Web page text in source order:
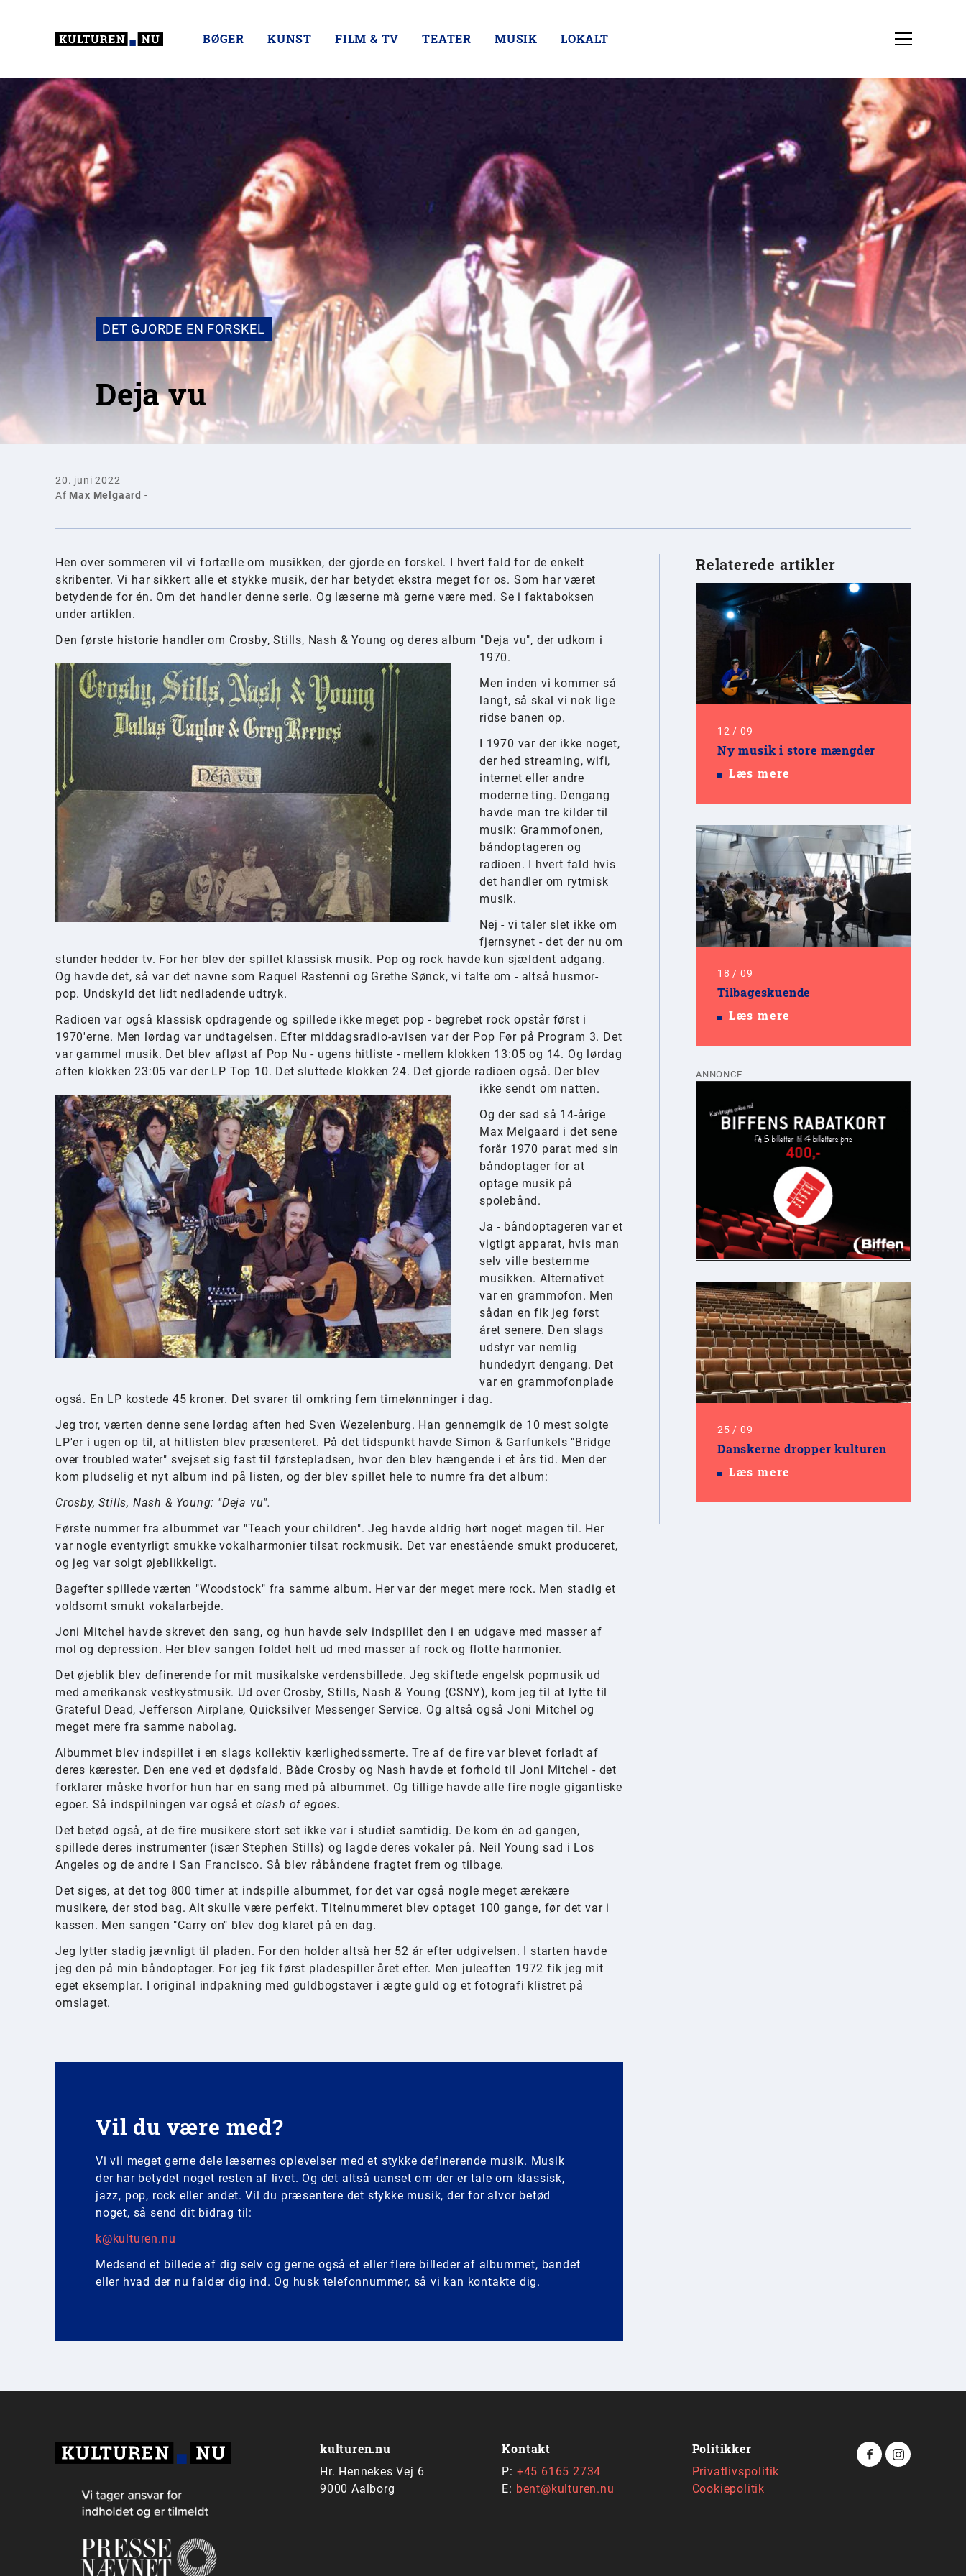
BØGER KUNST FILM & TV TEATER MUSIK LOKALT
DET GJORDE EN FORSKEL
Deja vu
20. juni 2022
Af Max Melgaard -
Hen over sommeren vil vi fortælle om musikken, der gjorde en forskel. I hvert fald for de enkelt
skribenter. Vi har sikkert alle et stykke musik, der har betydet ekstra meget for os. Som har været
betydende for én. Om det handler denne serie. Og læserne må gerne være med. Se i faktaboksen
under artiklen.
Den første historie handler om Crosby, Stills, Nash & Young og deres album "Deja vu", der udkom i
1970.
Men inden vi kommer så
langt, så skal vi nok lige
ridse banen op.
I 1970 var der ikke noget,
der hed streaming, wifi,
internet eller andre
moderne ting. Dengang
havde man tre kilder til
musik: Grammofonen,
båndoptageren og
radioen. I hvert fald hvis
det handler om rytmisk
musik.
Nej - vi taler slet ikke om
fjernsynet - det der nu om
stunder hedder tv. For her blev der spillet klassisk musik. Pop og rock havde kun sjældent adgang.
Og havde det, så var det navne som Raquel Rastenni og Grethe Sønck, vi talte om - altså husmor-
pop. Undskyld det lidt nedladende udtryk.
Radioen var også klassisk opdragende og spillede ikke meget pop - begrebet rock opstår først i
1970'erne. Men lørdag var undtagelsen. Efter middagsradio-avisen var der Pop Før på Program 3. Det
var gammel musik. Det blev afløst af Pop Nu - ugens hitliste - mellem klokken 13:05 og 14. Og lørdag
aften klokken 23:05 var der LP Top 10. Det sluttede klokken 24. Det gjorde radioen også. Der blev
ikke sendt om natten.
Og der sad så 14-årige
Max Melgaard i det sene
forår 1970 parat med sin
båndoptager for at
optage musik på
spolebånd.
Ja - båndoptageren var et
vigtigt apparat, hvis man
selv ville bestemme
musikken. Alternativet
var en grammofon. Men
sådan en fik jeg først
året senere. Den slags
udstyr var nemlig
hundedyrt dengang. Det
var en grammofonplade
også. En LP kostede 45 kroner. Det svarer til omkring fem timelønninger i dag.
Jeg tror, værten denne sene lørdag aften hed Sven Wezelenburg. Han gennemgik de 10 mest solgte
LP'er i ugen op til, at hitlisten blev præsenteret. På det tidspunkt havde Simon & Garfunkels "Bridge
over troubled water" svejset sig fast til førstepladsen, hvor den blev hængende i et års tid. Men der
kom pludselig et nyt album ind på listen, og der blev spillet hele to numre fra det album:
Crosby, Stills, Nash & Young: "Deja vu".
Første nummer fra albummet var "Teach your children". Jeg havde aldrig hørt noget magen til. Her
var nogle eventyrligt smukke vokalharmonier tilsat rockmusik. Det var enestående smukt produceret,
og jeg var solgt øjeblikkeligt.
Bagefter spillede værten "Woodstock" fra samme album. Her var der meget mere rock. Men stadig et
voldsomt smukt vokalarbejde.
Joni Mitchel havde skrevet den sang, og hun havde selv indspillet den i en udgave med masser af
mol og depression. Her blev sangen foldet helt ud med masser af rock og flotte harmonier.
Det øjeblik blev definerende for mit musikalske verdensbillede. Jeg skiftede engelsk popmusik ud
med amerikansk vestkystmusik. Ud over Crosby, Stills, Nash & Young (CSNY), kom jeg til at lytte til
Grateful Dead, Jefferson Airplane, Quicksilver Messenger Service. Og altså også Joni Mitchel og
meget mere fra samme nabolag.
Albummet blev indspillet i en slags kollektiv kærlighedssmerte. Tre af de fire var blevet forladt af
deres kærester. Den ene ved et dødsfald. Både Crosby og Nash havde et forhold til Joni Mitchel - det
forklarer måske hvorfor hun har en sang med på albummet. Og tillige havde alle fire nogle gigantiske
egoer. Så indspilningen var også et clash of egoes.
Det betød også, at de fire musikere stort set ikke var i studiet samtidig. De kom én ad gangen,
spillede deres instrumenter (især Stephen Stills) og lagde deres vokaler på. Neil Young sad i Los
Angeles og de andre i San Francisco. Så blev råbåndene fragtet frem og tilbage.
Det siges, at det tog 800 timer at indspille albummet, for det var også nogle meget ærekære
musikere, der stod bag. Alt skulle være perfekt. Titelnummeret blev optaget 100 gange, før det var i
kassen. Men sangen "Carry on" blev dog klaret på en dag.
Jeg lytter stadig jævnligt til pladen. For den holder altså her 52 år efter udgivelsen. I starten havde
jeg den på min båndoptager. For jeg fik først pladespiller året efter. Men juleaften 1972 fik jeg mit
eget eksemplar. I original indpakning med guldbogstaver i ægte guld og et fotografi klistret på
omslaget.
Vil du være med?
Vi vil meget gerne dele læsernes oplevelser med et stykke definerende musik. Musik
der har betydet noget resten af livet. Og det altså uanset om der er tale om klassisk,
jazz, pop, rock eller andet. Vil du præsentere det stykke musik, der for alvor betød
noget, så send dit bidrag til:
k@kulturen.nu
Medsend et billede af dig selv og gerne også et eller flere billeder af albummet, bandet
eller hvad der nu falder dig ind. Og husk telefonnummer, så vi kan kontakte dig.
Relaterede artikler
12 / 09
Ny musik i store mængder
Læs mere
18 / 09
Tilbageskuende
Læs mere
ANNONCE
25 / 09
Danskerne dropper kulturen
Læs mere
kulturen.nu
Hr. Hennekes Vej 6
9000 Aalborg
Kontakt
P: +45 6165 2734
E: bent@kulturen.nu
Politikker
Privatlivspolitik
Cookiepolitik